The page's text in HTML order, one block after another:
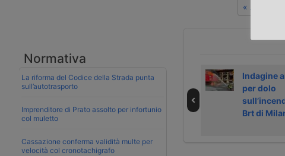
Normativa
La riforma del Codice della Strada punta
sull’autotrasporto
Imprenditore di Prato assolto per infortunio
col muletto
Cassazione conferma validità multe per
velocità col cronotachigrafo
« Articolo
Come funziona la
nuova consegna
Amazon
Il Governo rinvia
esteri
Indagine
per dolo
Brt di